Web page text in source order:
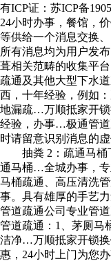
有ICP证：苏ICP备
24小时办事，餐馆，
等供给一个消息交换
所有消息均为用户发
葺相关范畴的收集平
疏通及其他大型下水
西，十年经验，例如
地漏疏…万顺抵家开锁
经验，办事…极通管
时请留意识别消息的虚
抽粪 2：疏通马桶下
通马桶…全城办事，专
马桶疏通、高压清洗
事。具有雄厚的手艺
管道疏通公司专业管
管道疏通：1、茅厕马
洁净…万顺抵家开锁换
惠，24小时上门为您